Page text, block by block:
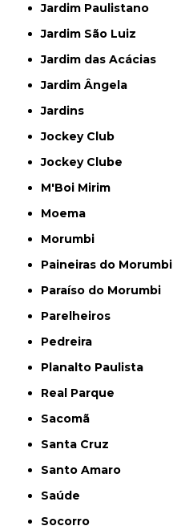
Jardim Paulistano
Jardim São Luiz
Jardim das Acácias
Jardim Ângela
Jardins
Jockey Club
Jockey Clube
M'Boi Mirim
Moema
Morumbi
Paineiras do Morumbi
Paraíso do Morumbi
Parelheiros
Pedreira
Planalto Paulista
Real Parque
Sacomã
Santa Cruz
Santo Amaro
Saúde
Socorro